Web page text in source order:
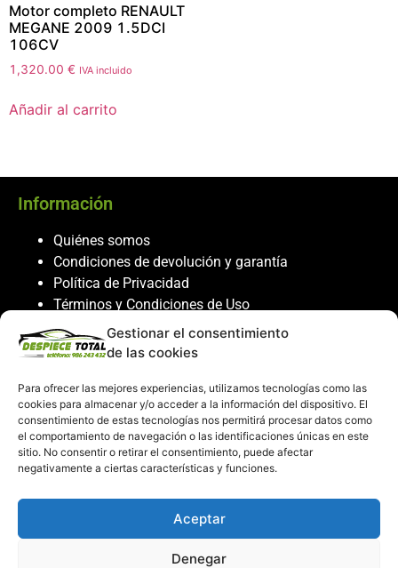
Gestionar el consentimiento
de las cookies
Para ofrecer las mejores experiencias, utilizamos tecnologías como las
cookies para almacenar y/o acceder a la información del dispositivo. El
consentimiento de estas tecnologías nos permitirá procesar datos como
el comportamiento de navegación o las identificaciones únicas en este
sitio. No consentir o retirar el consentimiento, puede afectar
negativamente a ciertas características y funciones.
Aceptar
Denegar
Motor completo RENAULT
MEGANE 2009 1.5DCI
106CV
1,320.00 € IVA incluido
Añadir al carrito
Información
Quiénes somos
Condiciones de devolución y garantía
Política de Privacidad
Términos y Condiciones de Uso
Política de Cookies
Servicio al cliente
Contacto
986 243 432
608 867 074
recambiosdespiecetotal@gmail.com
Mi cuenta
Mi Cuenta